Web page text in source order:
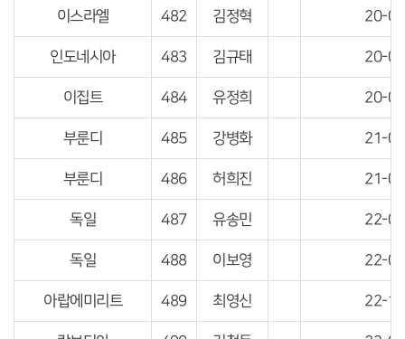
이스라엘 482 김정혁 20-
인도네시아 483 김규태 20-
이집트 484 유정희 20-
부룬디 485 강병화 21-
부룬디 486 허희진 21-
독일 487 유송민 22-
독일 488 이보영 22-
아랍에미리트 489 최영신 22-